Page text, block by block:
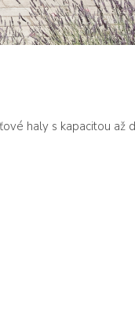
haly s kapacitou až